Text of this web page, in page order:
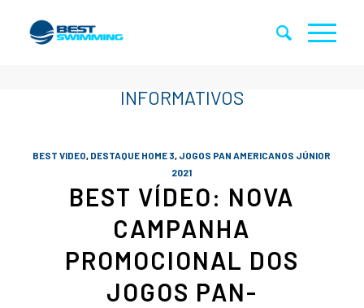
BEST VIDEO, DESTAQUE HOME 3, JOGOS PAN AMERICANOS JÚNIOR
2021
BEST VÍDEO: NOVA
CAMPANHA
PROMOCIONAL DOS
JOGOS PAN-